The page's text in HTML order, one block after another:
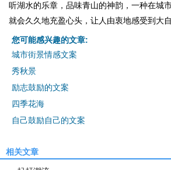
听湖水的乐章，品味青山的神韵，一种在城
就会久久地充盈心头，让人由衷地感受到大
您可能感兴趣的文章:
城市街景情感文案
秀秋景
励志鼓励的文案
四季花海
自己鼓励自己的文案
相关文章